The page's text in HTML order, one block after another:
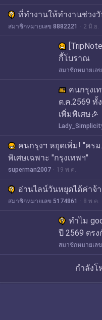
ที่ทำงานให้ทำงานช่วง
สมาชิกหมายเลข 8882221 2 มิ.ย.
กี้โบราณ
สมาชิกหมายเล
คนกรุงเ
ต.ค.2569
เพิ่มพิเศษ🎉
คนกรุงฯ หยุดเพิ่ม! "ครม
พิเศษเฉพาะ "กรุงเทพฯ"
superman2007 19 พ.ค.
อ่านไลน์วันหยุดได้ค่าจ้
สมาชิกหมายเลข 5174861 8 พ.ค.
ทำไม
ปี 2569 ตร
สมาชิกหมายเล
กำลัง